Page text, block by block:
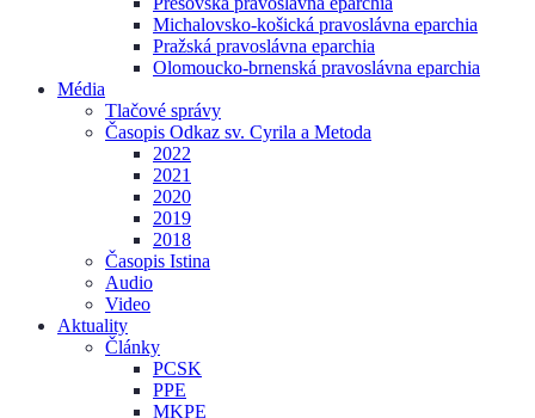
Michalovsko-košická pravoslávna eparchia
Pražská pravoslávna eparchia
Olomoucko-brnenská pravoslávna eparchia
Média
Tlačové správy
Časopis Odkaz sv. Cyrila a Metoda
2022
2021
2020
2019
2018
Časopis Istina
Audio
Video
Aktuality
Články
PCSK
PPE
MKPE